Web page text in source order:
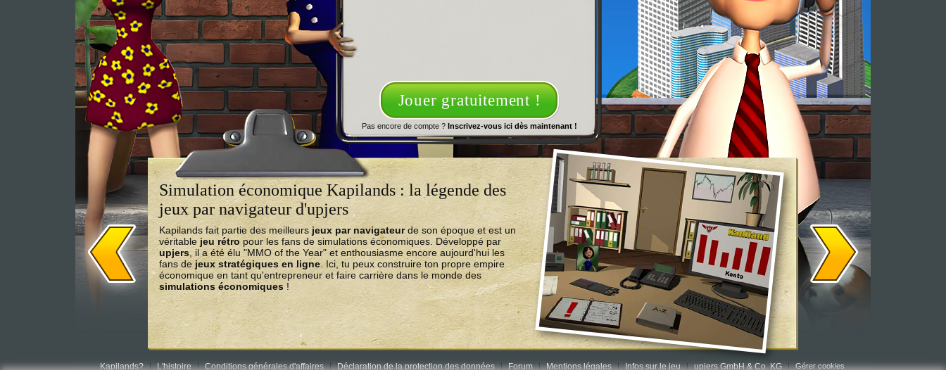
Jouer gratuitement !
Pas encore de compte ? Inscrivez-vous ici dès maintenant !
Simulation économique Kapilands : la légende des
jeux par navigateur d'upjers
Kapilands fait partie des meilleurs jeux par navigateurde son époque et est un
véritable jeu rétro pour les fans de simulations économiques. Développé par
upjers, il a été élu "MMO of the Year" et enthousiasme encore aujourd'hui les
fans dejeux stratégiques en ligne. Ici, tu peux construire ton propre empire
économique en tant qu'entrepreneur et faire carrière dans le monde des
simulations économiques !
Kapilands? L'histoire Conditions générales d'affaires Déclaration de la protection des données Forum Mentions légales Infos sur le jeu upjers GmbH & Co. KG Gérer cookies